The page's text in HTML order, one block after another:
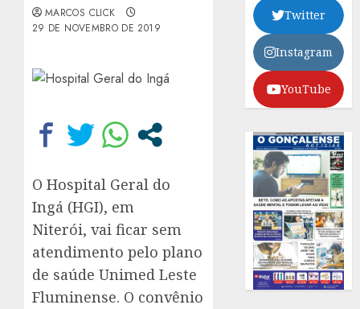
MARCOS CLICK
29 DE NOVEMBRO DE 2019
O Hospital Geral do
Ingá (HGI), em
Niterói, vai ficar sem
atendimento pelo plano
de saúde Unimed Leste
Fluminense. O convênio
Twitter
Instagram
YouTube